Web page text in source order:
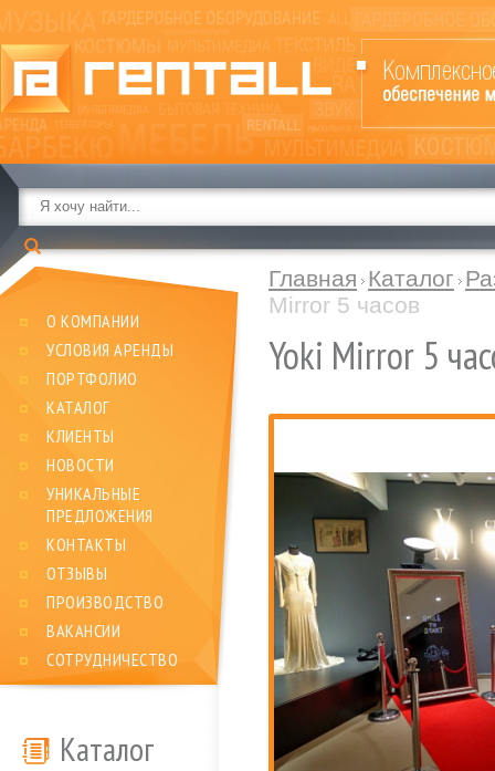
О КОМПАНИИ
УСЛОВИЯ АРЕНДЫ
ПОРТФОЛИО
КАТАЛОГ
КЛИЕНТЫ
НОВОСТИ
УНИКАЛЬНЫЕ
ПРЕДЛОЖЕНИЯ
КОНТАКТЫ
ОТЗЫВЫ
ПРОИЗВОДСТВО
ВАКАНСИИ
СОТРУДНИЧЕСТВО
Каталог
Главная Каталог
Mirror 5 часов
Yoki Mirror 5